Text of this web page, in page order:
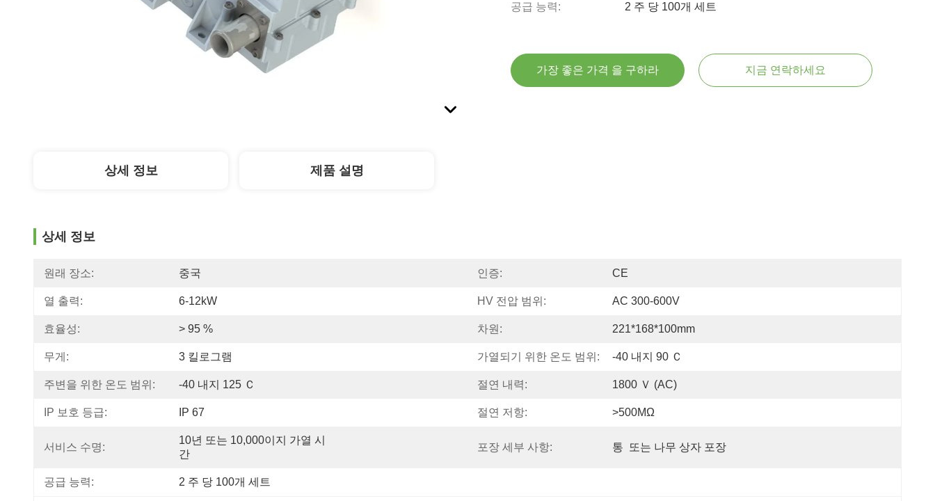
공급 능력: 2 주 당 100개 세트
가장 좋은 가격 을 구하라 지금 연락하세요
상세 정보 제품 설명
상세 정보
원래 장소: 중국 인증: CE
열 출력: 6-12kW HV 전압 범위: AC 300-600V
효율성: > 95 % 차원: 221*168*100mm
무게: 3 킬로그램 가열되기 위한 온도 범위: -40 내지 90 Ｃ
주변을 위한 온도 범위: -40 내지 125 Ｃ 절연 내력: 1800 Ｖ (AC)
IP 보호 등급: IP 67 절연 저항: >500MΩ
서비스 수명:
10년 또는 10,000이지 가열 시
간
포장 세부 사항: 통  또는 나무 상자 포장
공급 능력: 2 주 당 100개 세트